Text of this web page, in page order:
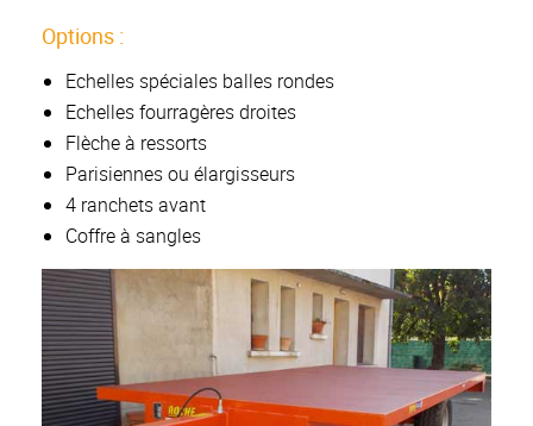
Options :
Echelles spéciales balles rondes
Echelles fourragères droites
Flèche à ressorts
Parisiennes ou élargisseurs
4 ranchets avant
Coffre à sangles